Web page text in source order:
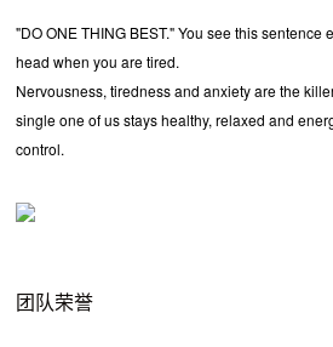
"DO ONE THING BEST." You see this sentence
head when you are tired.
Nervousness, tiredness and anxiety are the
single one of us stays healthy, relaxed and
control.
团队荣誉